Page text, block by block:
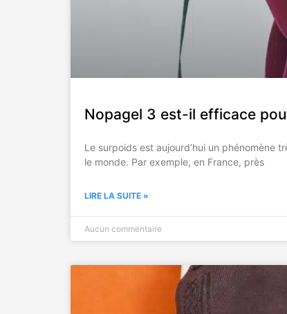
Nopagel 3 est-il efficace
Le surpoids est aujourd’hui un phénomène
le monde. Par exemple, en France, près
LIRE LA SUITE »
Aucun commentaire